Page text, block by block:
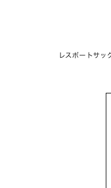
レスポートサッ